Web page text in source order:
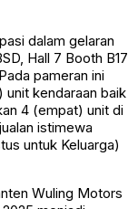
dalam gelaran
Hall 7 Booth B17
pameran ini
kendaraan baik
4 (empat) unit di
istimewa
untuk Keluarga)
Wuling Motors